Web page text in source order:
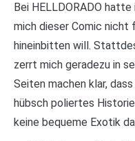
Bei HELLDORADO
mich dieser Comic nicht
hineinbitten will.
zerrt mich geradezu in
Seiten machen klar,
hübsch poliertes
keine bequeme Exotik